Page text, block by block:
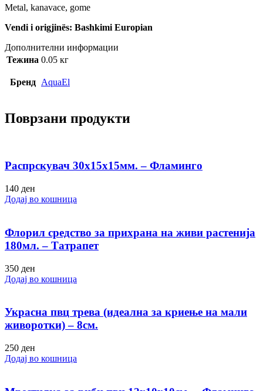
Metal, kanavace, gome
Vendi i origjinës: Bashkimi Europian
Дополнителни информации
Тежина 0.05 кг
Бренд AquaEl
Поврзани продукти
Распрскувач 30х15х15мм. – Фламинго
140 ден
Додај во кошница
Флорил средство за прихрана на живи растенија
180мл. – Татрапет
350 ден
Додај во кошница
Украсна пвц трева (идеална за криење на мали
живоротки) – 8см.
250 ден
Додај во кошница